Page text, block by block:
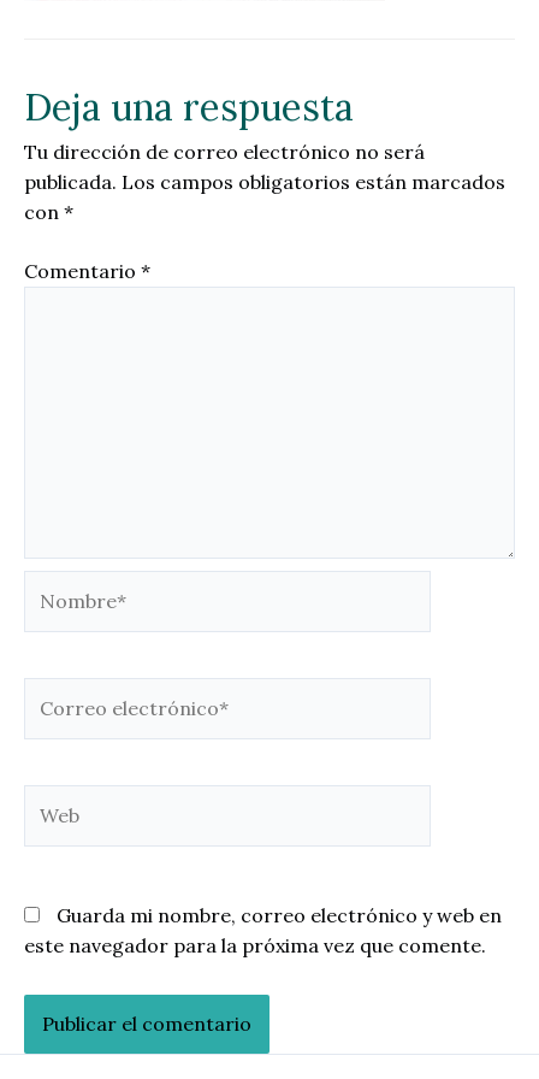
Deja una respuesta
Tu dirección de correo electrónico no será
publicada. Los campos obligatorios están marcados
con *
Comentario *
electrónico*
Guarda mi nombre, correo electrónico y web en
este navegador para la próxima vez que comente.